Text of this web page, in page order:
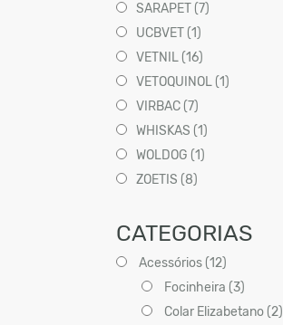
SARAPET (7)
UCBVET (1)
VETNIL (16)
VETOQUINOL (1)
VIRBAC (7)
WHISKAS (1)
WOLDOG (1)
ZOETIS (8)
CATEGORIAS
Acessórios (12)
Focinheira (3)
Colar Elizabetano (2)